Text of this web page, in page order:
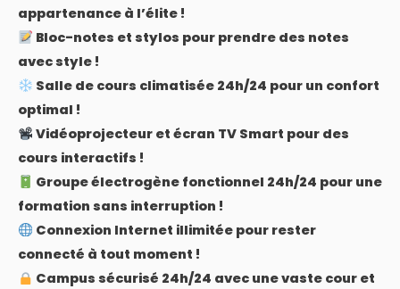
appartenance à l’élite !
Bloc-notes et stylos pour prendre des notes
avec style !
Salle de cours climatisée 24h/24 pour un confort
optimal !
Vidéoprojecteur et écran TV Smart pour des
cours interactifs !
Groupe électrogène fonctionnel 24h/24 pour une
formation sans interruption !
Connexion Internet illimitée pour rester
connecté à tout moment !
Campus sécurisé 24h/24 avec une vaste cour et